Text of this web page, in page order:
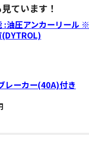
ています！
:油圧アンカーリール ※
レーカー(40A)付き